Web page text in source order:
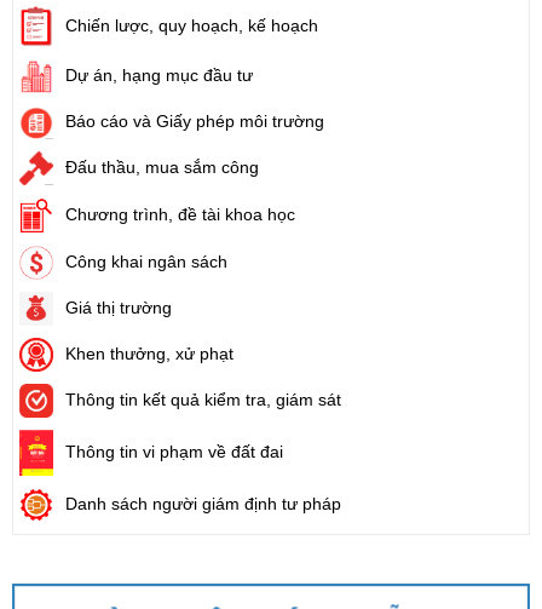
Chiến lược, quy hoạch, kế hoạch
Dự án, hạng mục đầu tư
Báo cáo và Giấy phép môi trường
Đấu thầu, mua sắm công
Chương trình, đề tài khoa học
Công khai ngân sách
Giá thị trường
Khen thưởng, xử phạt
Thông tin kết quả kiểm tra, giám sát
Thông tin vi phạm về đất đai
Danh sách người giám định tư pháp